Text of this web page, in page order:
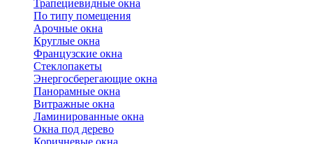
Трапециевидные окна
По типу помещения
Арочные окна
Круглые окна
Французские окна
Стеклопакеты
Энергосберегающие окна
Панорамные окна
Витражные окна
Ламинированные окна
Окна под дерево
Коричневые окна